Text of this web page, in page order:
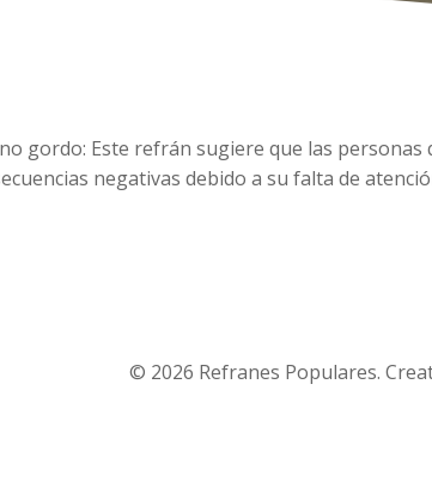
gordo: Este refrán sugiere que las
negativas debido a su falta de
© 2026 Refranes Populares.